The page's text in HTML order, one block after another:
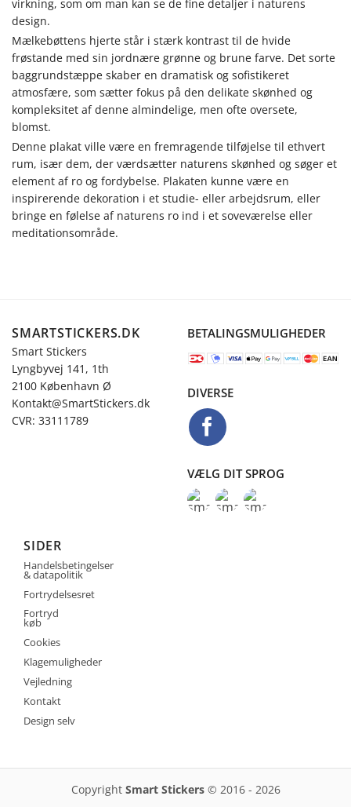
virkning, som om man kan se de fine detaljer i naturens
design.
Mælkebøttens hjerte står i stærk kontrast til de hvide
frøstande med sin jordnære grønne og brune farve. Det sorte
baggrundstæppe skaber en dramatisk og sofistikeret
atmosfære, som sætter fokus på den delikate skønhed og
kompleksitet af denne almindelige, men ofte oversete,
blomst.
Denne plakat ville være en fremragende tilføjelse til ethvert
rum, især dem, der værdsætter naturens skønhed og søger et
element af ro og fordybelse. Plakaten kunne være en
inspirerende dekoration i et studie- eller arbejdsrum, eller
bringe en følelse af naturens ro ind i et soveværelse eller
meditationsområde.
SMARTSTICKERS.DK
Smart Stickers
Lyngbyvej 141, 1th
2100 København Ø
Kontakt@SmartStickers.dk
CVR: 33111789
BETALINGSMULIGHEDER
DIVERSE
VÆLG DIT SPROG
SIDER
Handelsbetingelser
& datapolitik
Fortrydelsesret
Fortryd
køb
Cookies
Klagemuligheder
Vejledning
Kontakt
Design selv
Copyright Smart Stickers© 2016 - 2026